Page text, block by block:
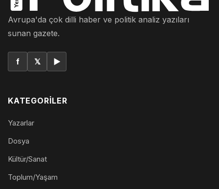
Avrupa'da çok dilli haber ve politik analiz yazıları
sunan gazete.
f 𝕏 ▶
KATEGORILER
Yazarlar
Dosya
Kültür/Sanat
Toplum/Yaşam